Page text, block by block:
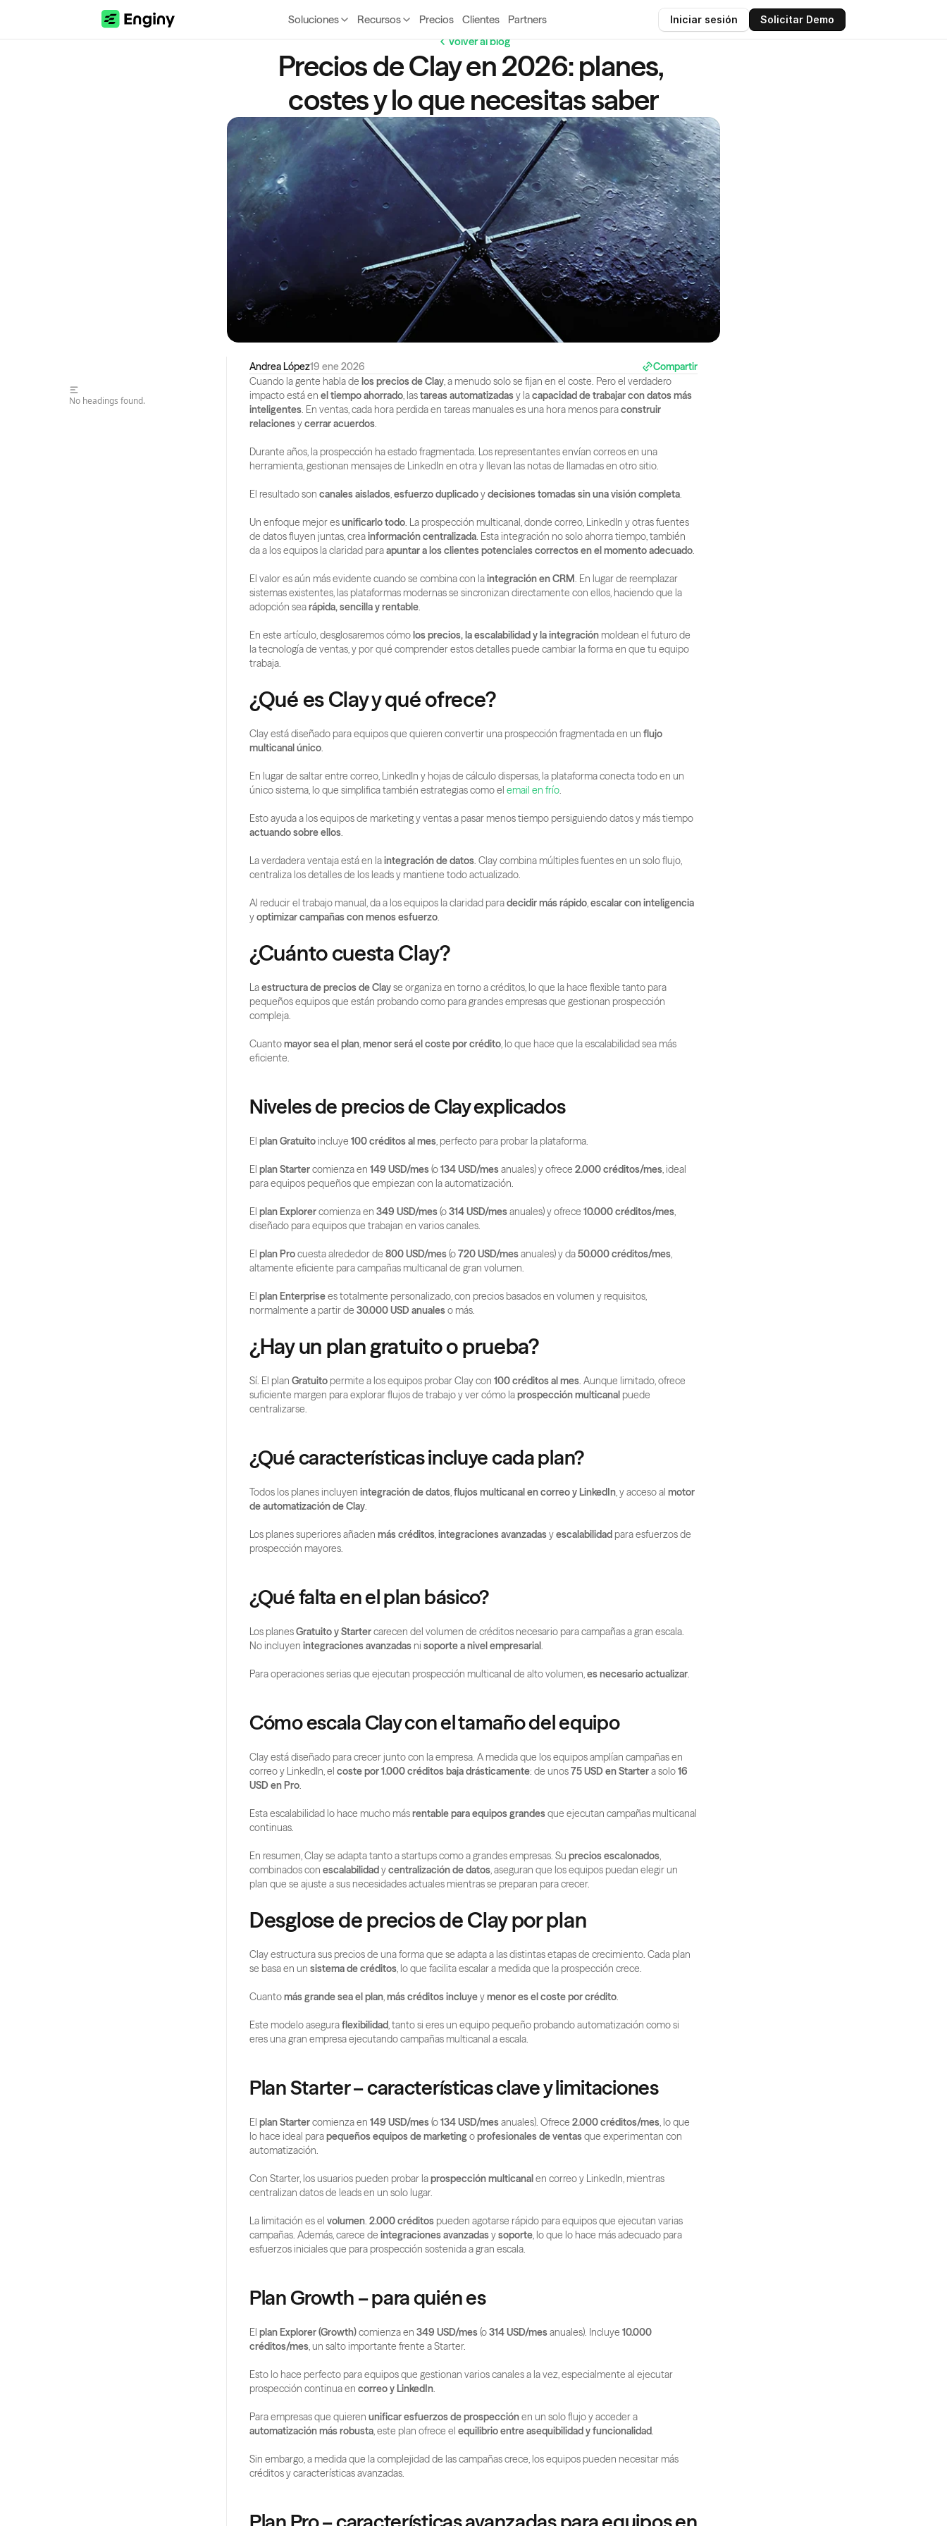
Soluciones Recursos Precios Clientes Partners Iniciar sesión Solicitar Demo
Volver al blog
Precios de Clay en 2026: planes,
costes y lo que necesitas saber
Andrea López19 ene 2026
Compartir
Cuando la gente habla de los precios de Clay, a menudo solo se fijan en el coste. Pero el verdadero
impacto está en el tiempo ahorrado, las tareas automatizadas y la capacidad de trabajar con datos más
inteligentes. En ventas, cada hora perdida en tareas manuales es una hora menos para construir
relaciones y cerrar acuerdos.
Durante años, la prospección ha estado fragmentada. Los representantes envían correos en una
herramienta, gestionan mensajes de LinkedIn en otra y llevan las notas de llamadas en otro sitio.
El resultado son canales aislados, esfuerzo duplicado y decisiones tomadas sin una visión completa.
Un enfoque mejor es unificarlo todo. La prospección multicanal, donde correo, LinkedIn y otras fuentes
de datos fluyen juntas, crea información centralizada. Esta integración no solo ahorra tiempo, también
da a los equipos la claridad para apuntar a los clientes potenciales correctos en el momento adecuado.
El valor es aún más evidente cuando se combina con la integración en CRM. En lugar de reemplazar
sistemas existentes, las plataformas modernas se sincronizan directamente con ellos, haciendo que la
adopción sea rápida, sencilla y rentable.
En este artículo, desglosaremos cómo los precios, la escalabilidad y la integración moldean el futuro de
la tecnología de ventas, y por qué comprender estos detalles puede cambiar la forma en que tu equipo
trabaja.
¿Qué es Clay y qué ofrece?
Clay está diseñado para equipos que quieren convertir una prospección fragmentada en un flujo
multicanal único.
En lugar de saltar entre correo, LinkedIn y hojas de cálculo dispersas, la plataforma conecta todo en un
único sistema, lo que simplifica también estrategias como el email en frío.
actuando sobre ellos.
La verdadera ventaja está en la integración de datos. Clay combina múltiples fuentes en un solo flujo,
centraliza los detalles de los leads y mantiene todo actualizado.
Al reducir el trabajo manual, da a los equipos la claridad para decidir más rápido, escalar con inteligencia
y optimizar campañas con menos esfuerzo.
¿Cuánto cuesta Clay?
La estructura de precios de Clay se organiza en torno a créditos, lo que la hace flexible tanto para
pequeños equipos que están probando como para grandes empresas que gestionan prospección
compleja.
Cuanto mayor sea el plan, menor será el coste por crédito, lo que hace que la escalabilidad sea más
eficiente.
Niveles de precios de Clay explicados
El plan Gratuito incluye 100 créditos al mes, perfecto para probar la plataforma.
El plan Starter comienza en 149 USD/mes (o 134 USD/mes anuales) y ofrece 2.000 créditos/mes, ideal
para equipos pequeños que empiezan con la automatización.
El plan Explorer comienza en 349 USD/mes (o 314 USD/mes anuales) y ofrece 10.000 créditos/mes,
diseñado para equipos que trabajan en varios canales.
El plan Pro cuesta alrededor de 800 USD/mes (o 720 USD/mes anuales) y da 50.000 créditos/mes,
altamente eficiente para campañas multicanal de gran volumen.
El plan Enterprise es totalmente personalizado, con precios basados en volumen y requisitos,
normalmente a partir de 30.000 USD anuales o más.
¿Hay un plan gratuito o prueba?
Sí. El plan Gratuito permite a los equipos probar Clay con 100 créditos al mes. Aunque limitado, ofrece
suficiente margen para explorar flujos de trabajo y ver cómo la prospección multicanal puede
centralizarse.
¿Qué características incluye cada plan?
Todos los planes incluyen integración de datos, flujos multicanal en correo y LinkedIn, y acceso al motor
de automatización de Clay.
Los planes superiores añaden más créditos, integraciones avanzadas y escalabilidad para esfuerzos de
prospección mayores.
¿Qué falta en el plan básico?
Los planes Gratuito y Starter carecen del volumen de créditos necesario para campañas a gran escala.
No incluyen integraciones avanzadas ni soporte a nivel empresarial.
Para operaciones serias que ejecutan prospección multicanal de alto volumen, es necesario actualizar.
Cómo escala Clay con el tamaño del equipo
Clay está diseñado para crecer junto con la empresa. A medida que los equipos amplían campañas en
correo y LinkedIn, el coste por 1.000 créditos baja drásticamente: de unos 75 USD en Starter a solo 16
USD en Pro.
Esta escalabilidad lo hace mucho más rentable para equipos grandes que ejecutan campañas multicanal
continuas.
En resumen, Clay se adapta tanto a startups como a grandes empresas. Su precios escalonados,
combinados con escalabilidad y centralización de datos, aseguran que los equipos puedan elegir un
plan que se ajuste a sus necesidades actuales mientras se preparan para crecer.
Desglose de precios de Clay por plan
Clay estructura sus precios de una forma que se adapta a las distintas etapas de crecimiento. Cada plan
se basa en un sistema de créditos, lo que facilita escalar a medida que la prospección crece.
Cuanto más grande sea el plan, más créditos incluye y menor es el coste por crédito.
Este modelo asegura flexibilidad, tanto si eres un equipo pequeño probando automatización como si
eres una gran empresa ejecutando campañas multicanal a escala.
Plan Starter – características clave y limitaciones
El plan Starter comienza en 149 USD/mes (o 134 USD/mes anuales). Ofrece 2.000 créditos/mes, lo que
lo hace ideal para pequeños equipos de marketing o profesionales de ventas que experimentan con
automatización.
Con Starter, los usuarios pueden probar la prospección multicanal en correo y LinkedIn, mientras
centralizan datos de leads en un solo lugar.
La limitación es el volumen. 2.000 créditos pueden agotarse rápido para equipos que ejecutan varias
campañas. Además, carece de integraciones avanzadas y soporte, lo que lo hace más adecuado para
esfuerzos iniciales que para prospección sostenida a gran escala.
Plan Growth – para quién es
El plan Explorer (Growth) comienza en 349 USD/mes (o 314 USD/mes anuales). Incluye 10.000
créditos/mes, un salto importante frente a Starter.
Esto lo hace perfecto para equipos que gestionan varios canales a la vez, especialmente al ejecutar
prospección continua en correo y LinkedIn.
Para empresas que quieren unificar esfuerzos de prospección
automatización más robusta, este plan ofrece el equilibrio entre asequibilidad y funcionalidad.
Sin embargo, a medida que la complejidad de las campañas crece, los equipos pueden necesitar más
créditos y características avanzadas.
No headings found.